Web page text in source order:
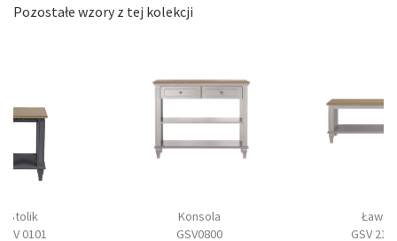
Pozostałe wzory z tej kolekcji
Stolik
0101
Konsola
GSV0800
Ława
GSV